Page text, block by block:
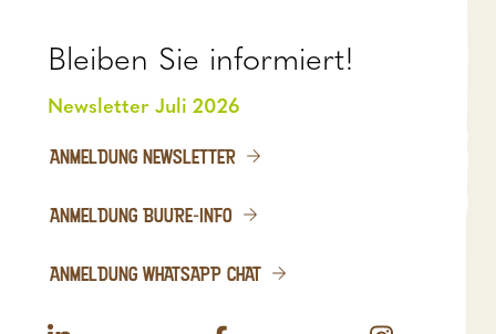
Bleiben Sie informiert!
Newsletter Juli 2026
ANMELDUNG NEWSLETTER
ANMELDUNG BUURE-INFO
ANMELDUNG WHATSAPP CHAT